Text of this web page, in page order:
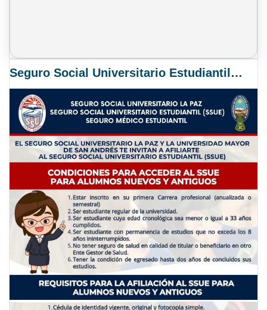
Seguro Social Universitario Estudiantil SSUE